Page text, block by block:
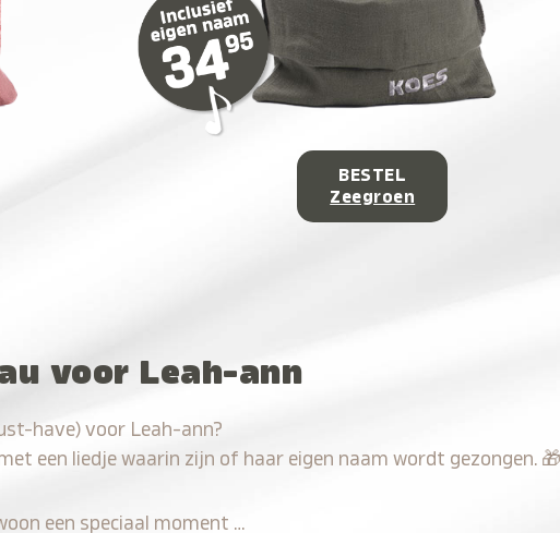
BESTEL
Zeegroen
voor Leah-ann
have) voor Leah-ann?
een liedje waarin zijn of haar eigen naam wordt gezongen.
een speciaal moment …